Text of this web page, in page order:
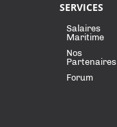
SERVICES
Salaires
Maritime
Nos
Partenaires
Forum